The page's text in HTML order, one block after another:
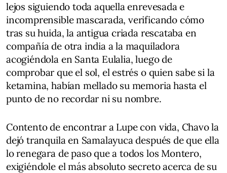
lejos siguiendo toda aquella enrevesada e
incomprensible mascarada, verificando cómo
tras su huida, la antigua criada rescataba en
compañía de otra india a la maquiladora
acogiéndola en Santa Eulalia, luego de
comprobar que el sol, el estrés o quien sabe si la
ketamina, habían mellado su memoria hasta el
punto de no recordar ni su nombre.
Contento de encontrar a Lupe con vida, Chavo la
dejó tranquila en Samalayuca después de que ella
lo renegara de paso que a todos los Montero,
exigiéndole el más absoluto secreto acerca de su